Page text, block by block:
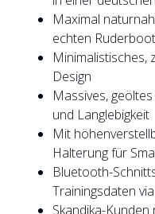
Maximal
echten
Minimalistisches,
Design
Massives,
und Langlebigkeit
Mit
Halterung für
Bluetooth-
Trainingsdaten
Skandika-